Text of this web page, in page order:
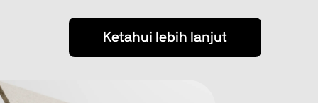
Ketahui lebih lanjut